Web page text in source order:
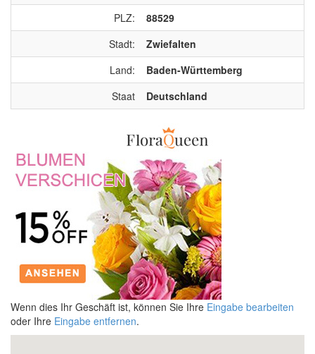
PLZ:
88529
Stadt:
Zwiefalten
Land:
Baden-Württemberg
Staat
Deutschland
Wenn dies Ihr Geschäft ist, können Sie Ihre Eingabe bearbeiten
oder Ihre Eingabe entfernen.